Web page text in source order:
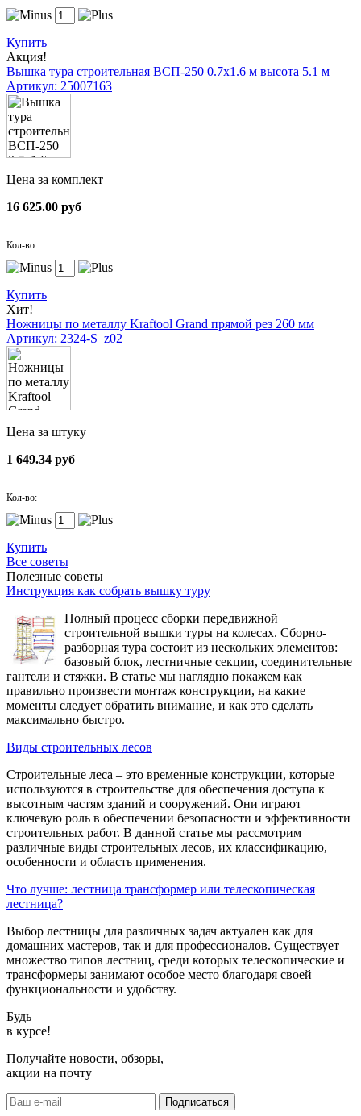
Купить
Акция!
Вышка тура строительная ВСП-250 0.7х1.6 м высота 5.1 м
Артикул: 25007163
Цена за комплект
16 625.00 руб
Кол-во:
Купить
Хит!
Ножницы по металлу Kraftool Grand прямой рез 260 мм
Артикул: 2324-S_z02
Цена за штуку
1 649.34 руб
Кол-во:
Купить
Все советы
Полезные советы
Инструкция как собрать вышку туру
Полный процесс сборки передвижной
строительной вышки туры на колесах. Сборно-
разборная тура состоит из нескольких элементов:
базовый блок, лестничные секции, соединительные
гантели и стяжки. В статье мы наглядно покажем как
правильно произвести монтаж конструкции, на какие
моменты следует обратить внимание, и как это сделать
максимально быстро.
Виды строительных лесов
Строительные леса – это временные конструкции, которые
используются в строительстве для обеспечения доступа к
высотным частям зданий и сооружений. Они играют
ключевую роль в обеспечении безопасности и эффективности
строительных работ. В данной статье мы рассмотрим
различные виды строительных лесов, их классификацию,
особенности и область применения.
Что лучше: лестница трансформер или телескопическая
лестница?
Выбор лестницы для различных задач актуален как для
домашних мастеров, так и для профессионалов. Существует
множество типов лестниц, среди которых телескопические и
трансформеры занимают особое место благодаря своей
функциональности и удобству.
Будь
в курсе!
Получайте новости, обзоры,
акции на почту